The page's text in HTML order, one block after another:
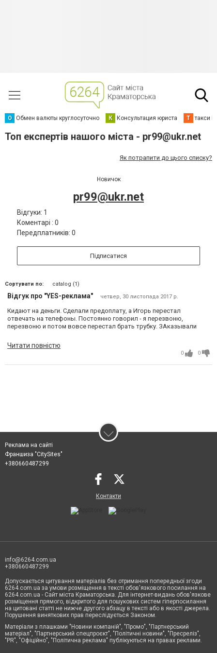
О Обмен валюты круглосуточно К Консультация юриста Т такси
Топ експертів нашого міста - pr99@ukr.net
Як потрапити до цього списку?
Новичок
pr99@ukr.net
Відгуки: 1
Коментарі : 0
Передплатників: 0
Підписатися
Сортувати по: catalog (1)
Відгук про "YES-реклама" четвер, 30 листопада 2017 р.
Кидают на деньги. Сделали предоплату, а Игорь перестал
отвечать на телефоны. Постоянно говорил - я перезвоню,
перезвоню и потом вовсе перестал брать трубку. ЗАказывали
Читати повністю
0 0
Реклама на сайті
Франшиза "CitySites"
+380660487299
Контакти
info@6264.com.ua
+380660487299
Допускається цитування матеріалів без отримання попередньої згоди
6264.com.ua за умови розміщення в тексті обов'язкового посилання на
6264.com.ua - Сайт міста Краматорська. Для інтернет-видань обов'язкове
розміщення прямого, відкритого для пошукових систем гіперпосилання
на цитовані статті не нижче другого абзацу в тексті або в якості джерела.
Порушення виняткових прав переслідується Законом.
Матеріали з плашками "Новини компаній", "Промо", "Партнерський
матеріал", "Партнерський спецпроєкт", "Політичні новини", "Пресреліз",
"PR", "Офіційно", "Політична реклама" публікуються на правах реклами.